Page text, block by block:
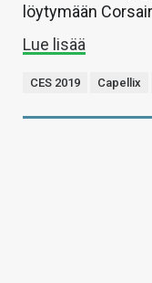
löytymään
Lue lisää
CES 2019 Capellix